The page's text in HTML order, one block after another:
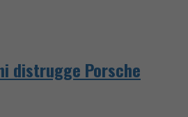
distrugge Porsche